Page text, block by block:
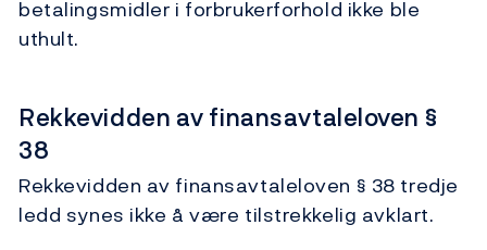
betalingsmidler i forbrukerforhold ikke ble
uthult.
Rekkevidden av finansavtaleloven §
38
Rekkevidden av finansavtaleloven § 38 tredje
ledd synes ikke å være tilstrekkelig avklart.